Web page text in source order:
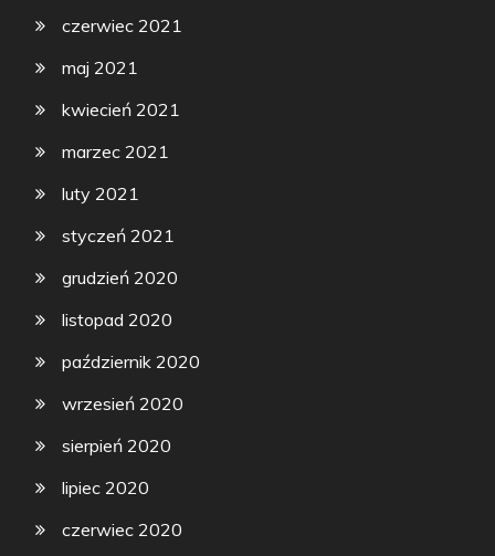
czerwiec 2021
maj 2021
kwiecień 2021
marzec 2021
luty 2021
styczeń 2021
grudzień 2020
listopad 2020
październik 2020
wrzesień 2020
sierpień 2020
lipiec 2020
czerwiec 2020